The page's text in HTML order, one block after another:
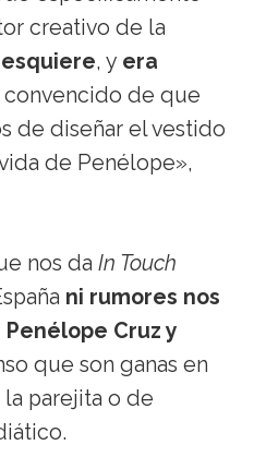
creativo de la
, y era
convencido de que
de diseñar el vestido
de Penélope»,
nos da In Touch
ni rumores nos
Cruz y
que son ganas en
parejita o de